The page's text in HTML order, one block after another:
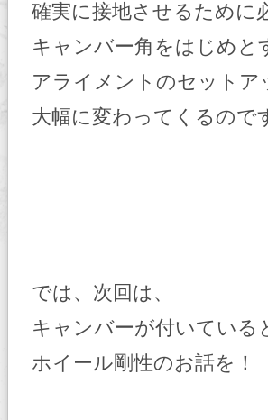
確実に接地させるために
キャンバー角をはじめと
アライメントのセットア
大幅に変わってくるので
では、次回は、
キャンバーが付いている
ホイール剛性のお話を！